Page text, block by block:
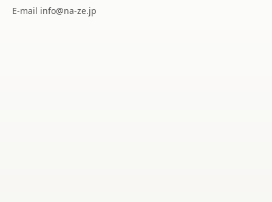
E-mail info@na-ze.jp